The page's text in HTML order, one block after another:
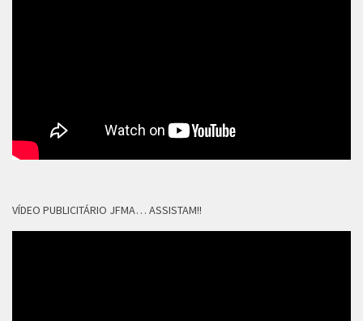
VÍDEO PUBLICITÁRIO JFMA… ASSISTAM!!